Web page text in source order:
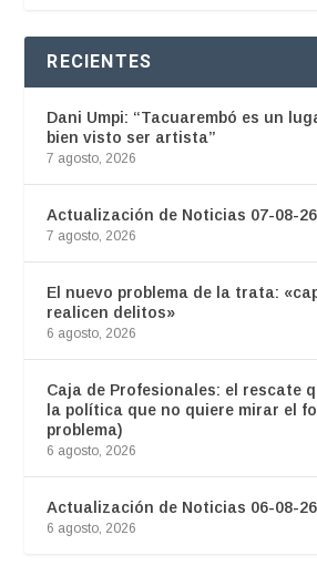
RECIENTES
Dani Umpi: “Tacuarembó es un
bien visto ser artista”
7 agosto, 2026
Actualización de Noticias 07-08-26
7 agosto, 2026
El nuevo problema de la trata:
realicen delitos»
6 agosto, 2026
Caja de Profesionales: el rescate
la política que no quiere mirar el
problema)
6 agosto, 2026
Actualización de Noticias 06-08-26
6 agosto, 2026